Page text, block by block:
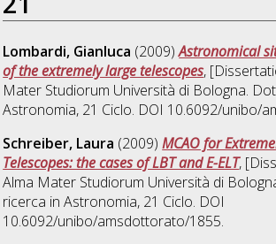
Lombardi, Gianluca (2009)Astronomical
of the extremely large telescopes,
Mater Studiorum Università di Bologna.
Astronomia, 21 Ciclo. DOI 10.6092/unibo/
Schreiber, Laura (2009)MCAO for
Telescopes: the cases of LBT and E-ELT,
Alma Mater Studiorum Università di
ricerca inAstronomia, 21 Ciclo. DOI
10.6092/unibo/amsdottorato/1855.